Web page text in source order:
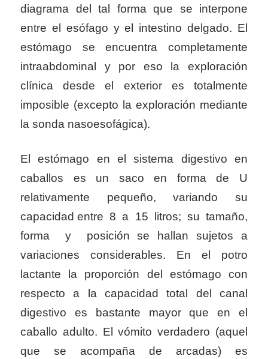
diagrama del tal forma que se interpone
entre el esófago y el intestino delgado. El
estómago se encuentra completamente
intraabdominal y por eso la exploración
clínica desde el exterior es totalmente
imposible (excepto la exploración mediante
la sonda nasoesofágica).
El estómago en el sistema digestivo en
caballos es un saco en forma de U
relativamente pequeño, variando su
capacidad entre 8 a 15 litros; su tamaño,
forma y posición se hallan sujetos a
variaciones considerables. En el potro
lactante la proporción del estómago con
respecto a la capacidad total del canal
digestivo es bastante mayor que en el
caballo adulto. El vómito verdadero (aquel
que se acompaña de arcadas) es